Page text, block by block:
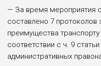
— За время мероприятия
составлено 7 протоко­лов
преимуще­ства
соответствии с ч. 9
административных